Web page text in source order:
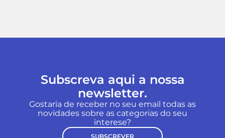
Subscreva aqui a nossa
newsletter.
Gostaria de receber no seu email todas as
novidades sobre as categorias do seu
interese?
SUBSCREVER